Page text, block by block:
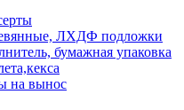
ЛХДФ подложки
бумажная упаковка
на вынос